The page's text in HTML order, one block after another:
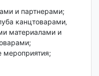
и партнерами;
канцтоварами‚
материалами и
мероприятия;